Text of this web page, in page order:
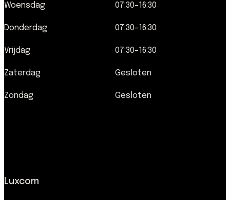
Woensdag
Donderdag
Vrijdag
Zaterdag
Zondag
07:30–16:30
07:30–16:30
07:30–16:30
Gesloten
Gesloten
Luxcom